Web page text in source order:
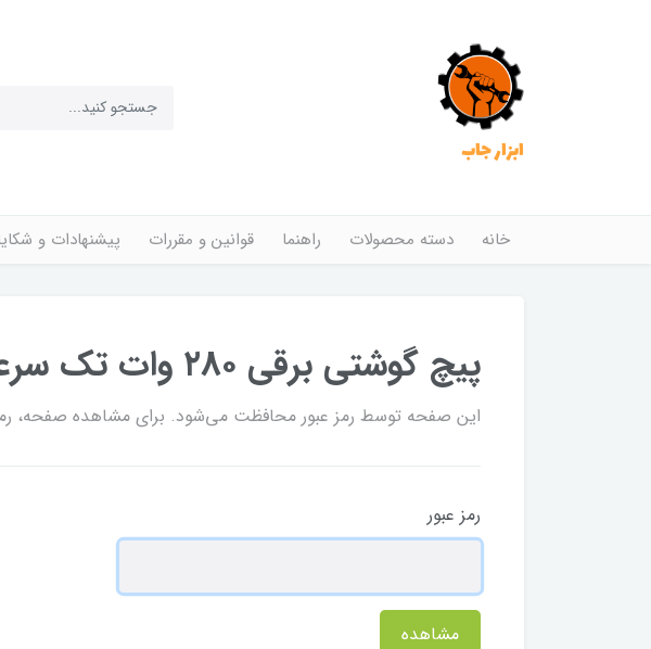
ابزار جاب
خانه دسته محصولات راهنما قوانین و مقررات پیشنهادات و
پیچ گوشتی برقی ۲۸۰ وات تک سرعته آروا مدل ۵۳۵۰
این صفحه توسط رمز عبور محافظت می‌شود. برای مشاهده صفحه، رمز
رمز عبور
مشاهده